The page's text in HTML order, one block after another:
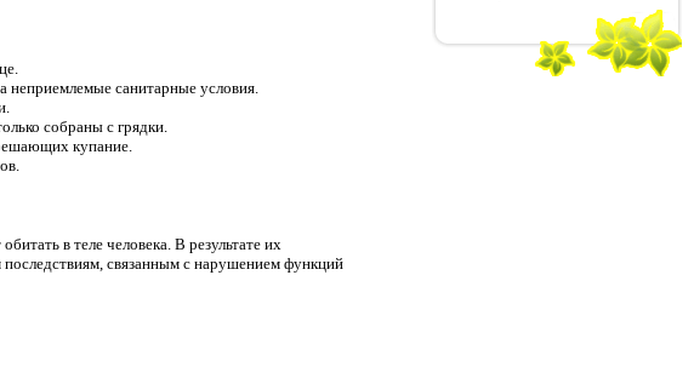
неприемлемые санитарные условия.
собраны с грядки.
купание.
в теле человека. В результате их
последствиям, связанным с нарушением функций